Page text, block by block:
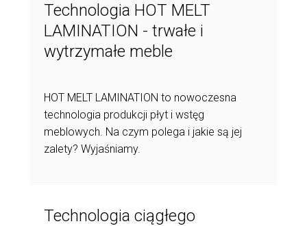
Technologia HOT MELT
LAMINATION - trwałe i
wytrzymałe meble
HOT MELT LAMINATION to nowoczesna
technologia produkcji płyt i wstęg
meblowych. Na czym polega i jakie są jej
zalety? Wyjaśniamy.
Technologia ciągłego